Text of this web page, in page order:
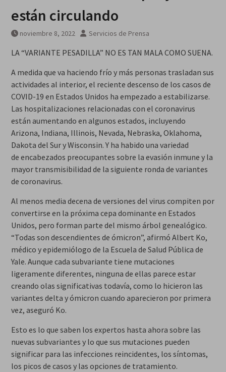
están circulando
noviembre 8, 2022 Servicios de Prensa
LA “VARIANTE PESADILLA” NO ES TAN MALA COMO SUENA.
A medida que va haciendo frío y más personas trasladan sus
actividades al interior, el reciente descenso de los casos de
COVID-19 en Estados Unidos ha empezado a estabilizarse.
Las hospitalizaciones relacionadas con el coronavirus
están aumentando en algunos estados, incluyendo
Arizona, Indiana, Illinois, Nevada, Nebraska, Oklahoma,
Dakota del Sur y Wisconsin. Y ha habido una variedad
de encabezados preocupantes sobre la evasión inmune y la
mayor transmisibilidad de la siguiente ronda de variantes
de coronavirus.
Al menos media decena de versiones del virus compiten por
convertirse en la próxima cepa dominante en Estados
Unidos, pero forman parte del mismo árbol genealógico.
“Todas son descendientes de ómicron”, afirmó Albert Ko,
médico y epidemiólogo de la Escuela de Salud Pública de
Yale. Aunque cada subvariante tiene mutaciones
ligeramente diferentes, ninguna de ellas parece estar
creando olas significativas todavía, como lo hicieron las
variantes delta y ómicron cuando aparecieron por primera
vez, aseguró Ko.
Esto es lo que saben los expertos hasta ahora sobre las
nuevas subvariantes y lo que sus mutaciones pueden
significar para las infecciones reincidentes, los síntomas,
los picos de casos y las opciones de tratamiento.